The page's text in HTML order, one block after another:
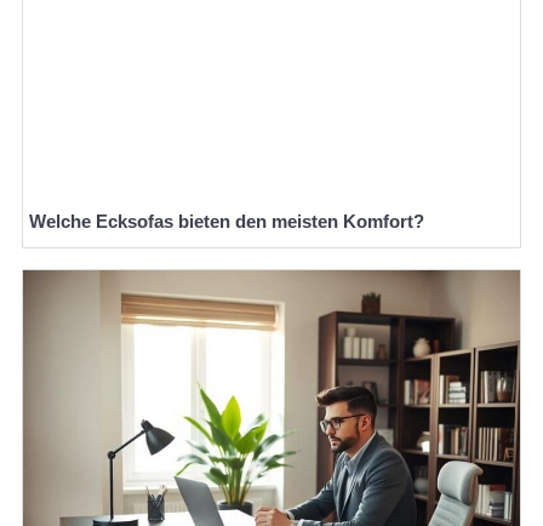
Welche Ecksofas bieten den meisten Komfort?